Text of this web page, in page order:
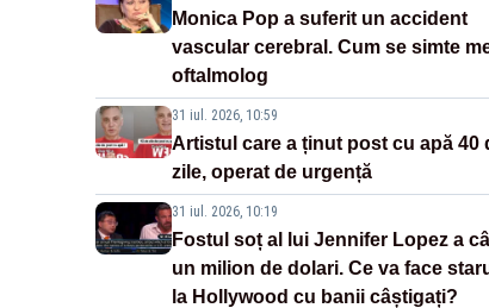
Monica Pop a suferit un accident
vascular cerebral. Cum se simte
oftalmolog
31 iul. 2026, 10:59
Artistul care a ținut post cu apă 40
zile, operat de urgență
31 iul. 2026, 10:19
Fostul soț al lui Jennifer Lopez a
un milion de dolari. Ce va face
la Hollywood cu banii câștigați?